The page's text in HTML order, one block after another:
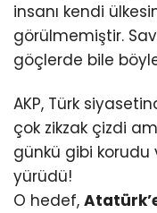
insanı kendi
görülmemiştir.
göçlerde bile
AKP, Türk
çok zikzak çizdi
günkü gibi
yürüdü!
O hedef,